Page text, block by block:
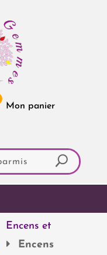
Encens et
Encens